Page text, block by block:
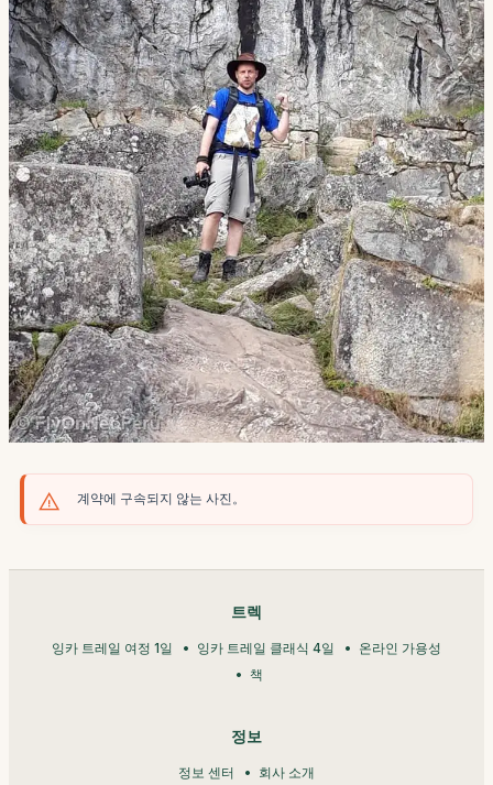
계약에 구속되지 않는 사진。
트렉
잉카 트레일 여정 1일 잉카 트레일 클래식 4일
온라인 가용성
책
정보
정보 센터 회사 소개